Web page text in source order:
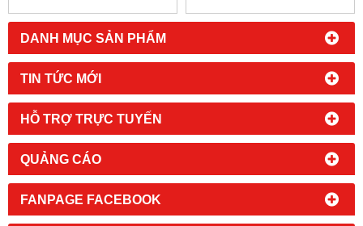
DANH MỤC SẢN PHẨM
TIN TỨC MỚI
HỖ TRỢ TRỰC TUYẾN
QUẢNG CÁO
FANPAGE FACEBOOK